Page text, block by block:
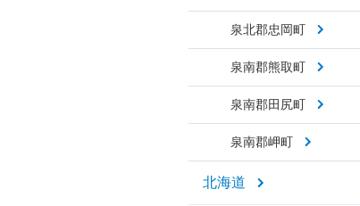
泉北郡忠岡町
泉南郡熊取町
泉南郡田尻町
泉南郡岬町
北海道